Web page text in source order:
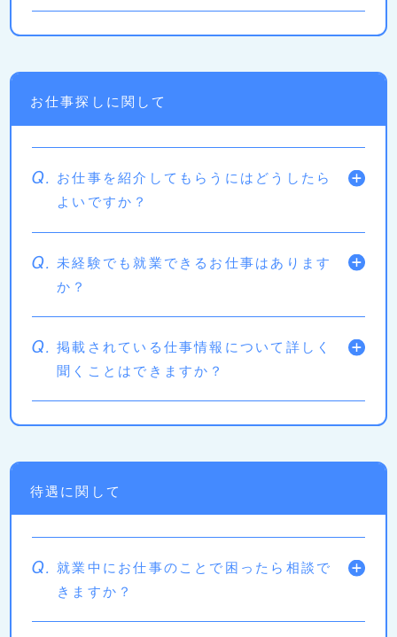
お仕事探しに関して
Q.
お仕事を紹介してもらうにはどうしたら
よいですか？
Q. 未経験でも就業できるお仕事はあります
か？
Q. 掲載されている仕事情報について詳しく
聞くことはできますか？
待遇に関して
Q. 就業中にお仕事のことで困ったら相談で
きますか？